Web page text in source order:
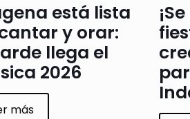
está lista
y orar:
llega el
2026
más